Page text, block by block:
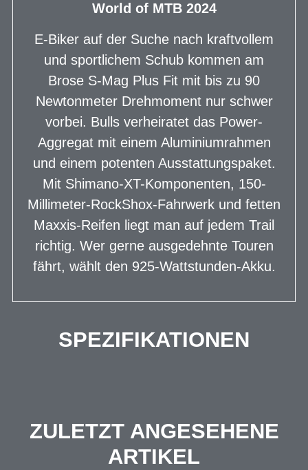
World of MTB 2024
E-Biker auf der Suche nach kraftvollem
und sportlichem Schub kommen am
Brose S-Mag Plus Fit mit bis zu 90
Newtonmeter Drehmoment nur schwer
vorbei. Bulls verheiratet das Power-
Aggregat mit einem Aluminiumrahmen
und einem potenten Ausstattungspaket.
Mit Shimano-XT-Komponenten, 150-
Millimeter-RockShox-Fahrwerk und fetten
Maxxis-Reifen liegt man auf jedem Trail
richtig. Wer gerne ausgedehnte Touren
fährt, wählt den 925-Wattstunden-Akku.
SPEZIFIKATIONEN
ZULETZT ANGESEHENE
ARTIKEL